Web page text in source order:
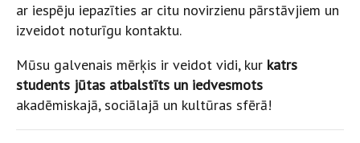
ar iespēju iepazīties ar citu novirzienu pārstāvjiem un
izveidot noturīgu kontaktu.
Mūsu galvenais mērķis ir veidot vidi, kur katrs
students jūtas atbalstīts un iedvesmots
akadēmiskajā, sociālajā un kultūras sfērā!